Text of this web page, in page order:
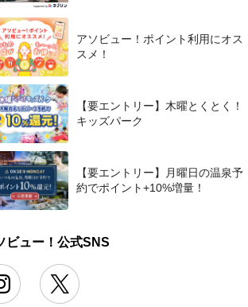
アソビュー！ポイント利用にオス
スメ！
【要エントリー】木曜とくとく！
キッズパーク
【要エントリー】月曜日の温泉予
約でポイント+10%増量！
ビュー！公式SNS